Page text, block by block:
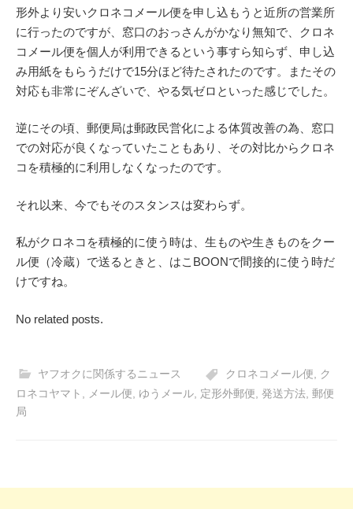
形外より安いクロネコメール便を申し込もうと近所の営業所
に行ったのですが、窓口のおっさんがかなり無知で、クロネ
コメール便を個人が利用できるという事すら知らず、申し込
み用紙をもらうだけで15分ほど待たされたのです。またその
対応も非常にぞんざいで、やる気ゼロといった感じでした。
逆にその頃、郵便局は郵政民営化による体質改善の為、窓口
での対応が良くなっていたこともあり、その対比からクロネ
コを積極的に利用しなくなったのです。
それ以来、今でもそのスタンスは変わらず。
私がクロネコを積極的に使う時は、生ものや生きものをクー
ル便（冷蔵）で送るときと、はこBOONで間接的に使う時だ
けですね。
No related posts.
ヤフオクに関係するニュース クロネコメール便, ク
ロネコヤマト
メール便 ゆうメール 定形外郵便 発送方法 郵便
局